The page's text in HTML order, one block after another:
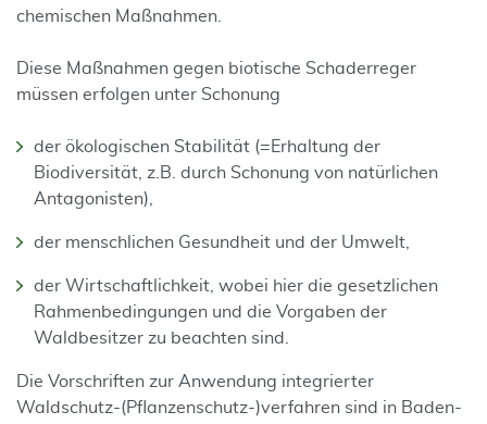
chemischen Maßnahmen.
Diese Maßnahmen gegen biotische Schaderreger
müssen erfolgen unter Schonung
der ökologischen Stabilität (=Erhaltung der
Biodiversität, z.B. durch Schonung von natürlichen
Antagonisten),
der menschlichen Gesundheit und der Umwelt,
der Wirtschaftlichkeit, wobei hier die gesetzlichen
Rahmenbedingungen und die Vorgaben der
Waldbesitzer zu beachten sind.
Die Vorschriften zur Anwendung integrierter
Waldschutz-(Pflanzenschutz-)verfahren sind in Baden-